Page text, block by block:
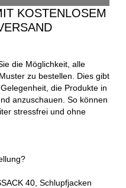
KOSTENLOSEM
die Möglichkeit, alle
zu bestellen. Dies gibt
die Produkte in
anzuschauen. So können
stressfrei und ohne
40, Schlupfjacken